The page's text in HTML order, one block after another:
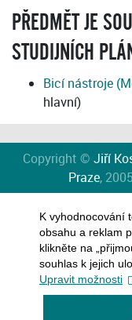
PŘEDMĚT JE
STUDIJNÍCH
Bicí nástroje
hlavní)
Copyright © Jiří
Praze,
K vyhodnocování
obsahu a reklam
klikněte na
souhlas k jejich
Upravit možnosti